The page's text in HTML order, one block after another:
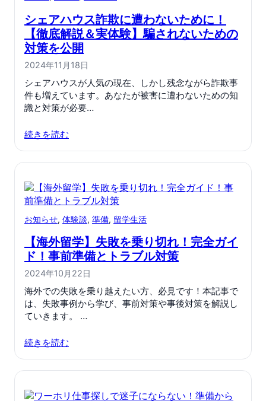
シェアハウス詐欺に遭わないために！
【徹底解説＆実体験】騙されないための
対策を公開
2024年11月18日
シェアハウスが人気の現在、しかし残念ながら詐欺事
件も増えています。あなたが被害に遭わないための知
識と対策が必要…
続きを読む
お知らせ, 体験談, 準備, 留学生活
【海外留学】失敗を乗り切れ！完全ガイ
ド！事前準備とトラブル対策
2024年10月22日
海外での失敗を乗り越えたい方、必見です！本記事で
は、失敗事例から学び、事前対策や事後対策を解説し
ていきます。 …
続きを読む